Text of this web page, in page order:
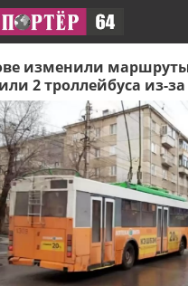
изменили маршруты
2 троллейбуса из-